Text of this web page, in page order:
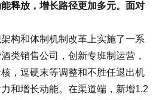
放，增长路径更加多元。面对
和体制机制改革上实施了一系
类销售公司，创新专班制运营，
，逗硬末等调整和不胜任退出机
和增长动能。在渠道端，新增1.2